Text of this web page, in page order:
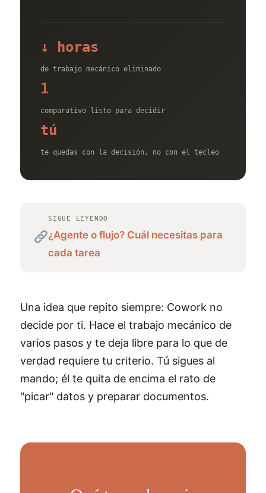
↓ horas
de trabajo mecánico eliminado
1
comparativo listo para decidir
tú
te quedas con la decisión, no con el tecleo
SIGUE LEYENDO
¿Agente o flujo? Cuál necesitas para
cada tarea
Una idea que repito siempre: Cowork no
decide por ti. Hace el trabajo mecánico de
varios pasos y te deja libre para lo que de
verdad requiere tu criterio. Tú sigues al
mando; él te quita de encima el rato de
"picar" datos y preparar documentos.